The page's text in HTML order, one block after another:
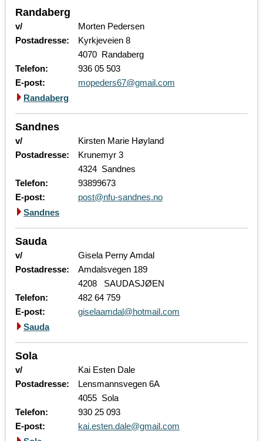
Randaberg
v/
Morten Pedersen
Postadresse:
Kyrkjeveien 8
4070 Randaberg
Telefon:
936 05 503
E-post:
mopeders67@gmail.com
Randaberg
Sandnes
v/
Kirsten Marie Høyland
Postadresse:
Krunemyr 3
4324 Sandnes
Telefon:
93899673
E-post:
post@nfu-sandnes.no
Sandnes
Sauda
v/
Gisela Perny Amdal
Postadresse:
Amdalsvegen 189
4208 SAUDASJØEN
Telefon:
482 64 759
E-post:
giselaamdal@hotmail.com
Sauda
Sola
v/
Kai Esten Dale
Postadresse:
Lensmannsvegen 6A
4055 Sola
Telefon:
930 25 093
E-post:
kai.esten.dale@gmail.com